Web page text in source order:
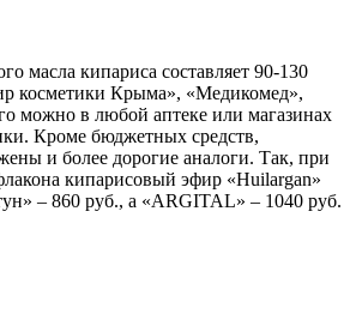
масла кипариса составляет 90-130
косметики Крыма», «Медикомед»,
можно в любой аптеке или магазинах
Кроме бюджетных средств,
и более дорогие аналоги. Так, при
кипарисовый эфир «Huilargan»
– 860 руб., а «ARGITAL» – 1040 руб.